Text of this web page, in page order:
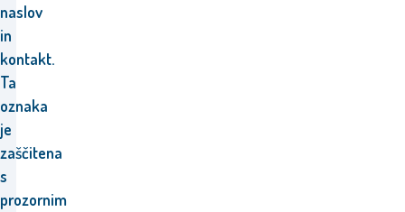
naslov
in
kontakt.
Ta
oznaka
je
zaščitena
s
prozornim